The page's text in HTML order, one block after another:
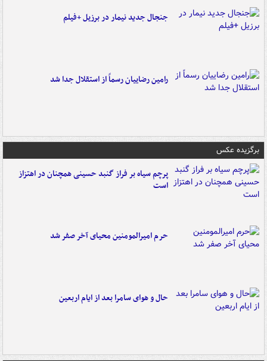
جنجال جدید نیمار در برزیل +فیلم
رامین رضاییان رسماً از استقلال جدا شد
برگزیده عکس
پرچم سیاه بر فراز گنبد حسینی همچنان در اهتزاز
است
حرم امیرالمومنین محیای آخر صفر شد
حال و هوای سامرا بعد از ایام اربعین